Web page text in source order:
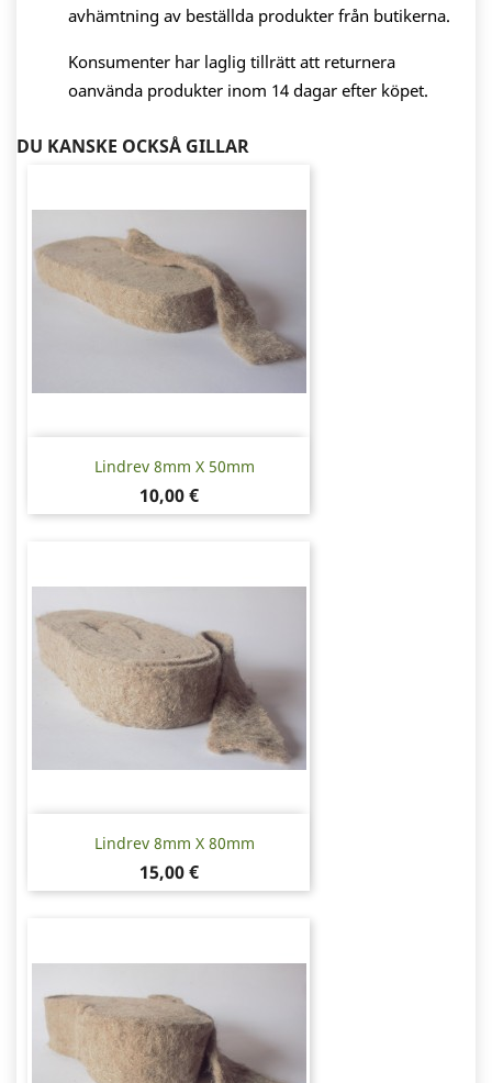
avhämtning av beställda produkter från butikerna.
Konsumenter har laglig tillrätt att returnera
oanvända produkter inom 14 dagar efter köpet.
DU KANSKE OCKSÅ GILLAR
Lindrev 8mm X 50mm
Pris
10,00 €
Lindrev 8mm X 80mm
Pris
15,00 €